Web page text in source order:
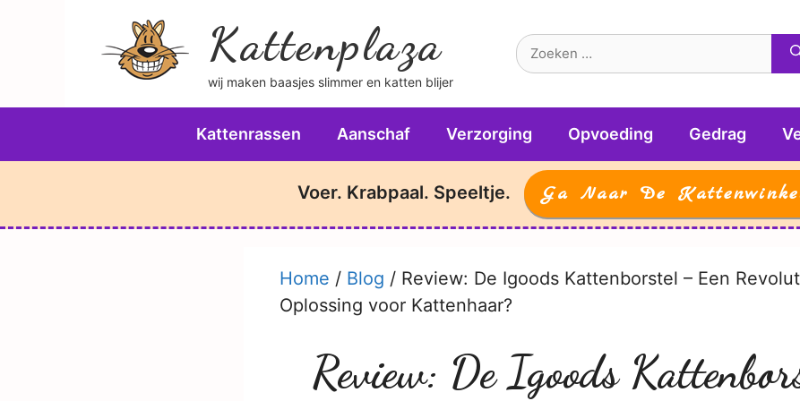
Kattenplaza
wij maken baasjes slimmer en katten blijer
Kattenrassen Aanschaf Verzorging Opvoeding Gedrag
Voer. Krabpaal. Speeltje. Ga Naar De
Home / Blog / Review: De Igoods Kattenborstel – Een
Oplossing voor Kattenhaar?
Review: De Igoods